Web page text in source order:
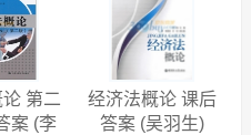
院、宁波工程学院、辽东学院、
省委党校函授学院 等。
第二
案 (李
经济法概论 课后
答案 (吴羽生)